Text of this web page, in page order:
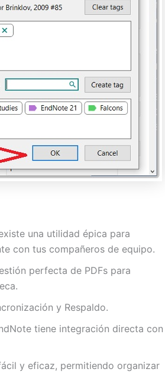
una utilidad épica para
con tus compañeros de equipo.
perfecta de PDFs para
y Respaldo.
tiene integración directa con
y eficaz, permitiendo organizar